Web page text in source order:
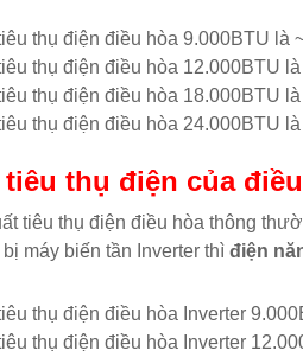
thụ điện điều hòa 9.000BTU là
thụ điện điều hòa 12.000BTU
thụ điện điều hòa 18.000BTU
thụ điện điều hòa 24.000BTU
thụ điện của
tiêu thụ điện điều hòa thông
máy biến tần Inverter thì điện
thụ điện điều hòa Inverter
thụ điện điều hòa Inverter